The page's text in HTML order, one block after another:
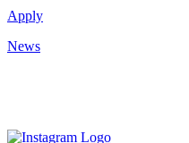
Apply
News